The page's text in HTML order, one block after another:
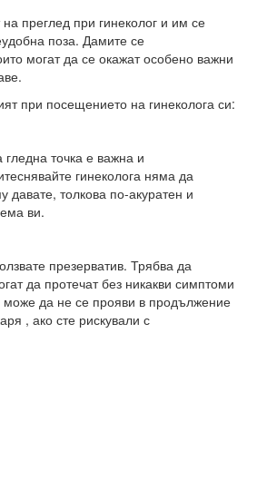
преглед при гинеколог и им се
поза. Дамите се
могат да се окажат особено важни
при посещението на гинеколога си:
точка е важна и
гинеколога няма да
толкова по-акуратен и
ви.
презерватив. Трябва да
да протечат без никакви симптоми
да не се прояви в продължение
, ако сте рискували с